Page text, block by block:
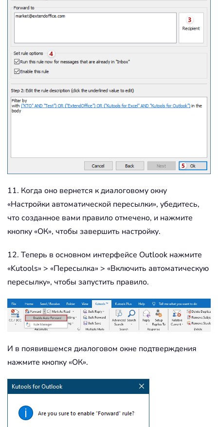
11. Когда оно вернется к диалоговому окну
«Настройки автоматической пересылки», убедитесь,
что созданное вами правило отмечено, и нажмите
кнопку «ОК», чтобы завершить настройку.
12. Теперь в основном интерфейсе Outlook нажмите
«Kutools» > «Пересылка» > «Включить автоматическую
пересылку», чтобы запустить правило.
И в появившемся диалоговом окне подтверждения
нажмите кнопку «ОК».